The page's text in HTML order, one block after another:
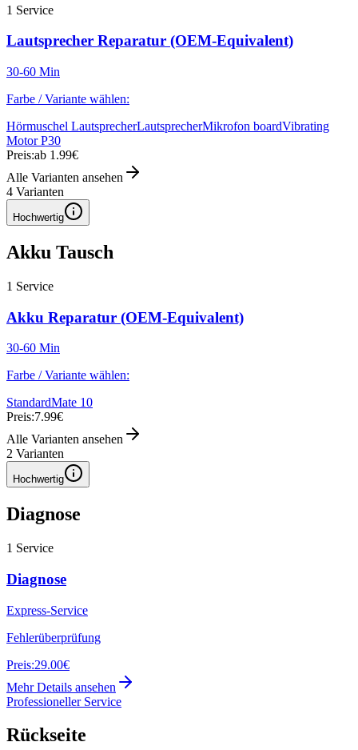
1 Service
Lautsprecher Reparatur (OEM-Equivalent)
30-60 Min
Farbe / Variante wählen:
Hörmuschel LautsprecherLautsprecherMikrofon boardVibrating
Motor P30
Preis:ab 1.99€
Alle Varianten ansehen
4 Varianten
Hochwertig
Akku Tausch
1 Service
Akku Reparatur (OEM-Equivalent)
30-60 Min
Farbe / Variante wählen:
StandardMate 10
Preis:7.99€
Alle Varianten ansehen
2 Varianten
Hochwertig
Diagnose
1 Service
Diagnose
Express-Service
Fehlerüberprüfung
Preis:29.00€
Mehr Details ansehen
Professioneller Service
Rückseite